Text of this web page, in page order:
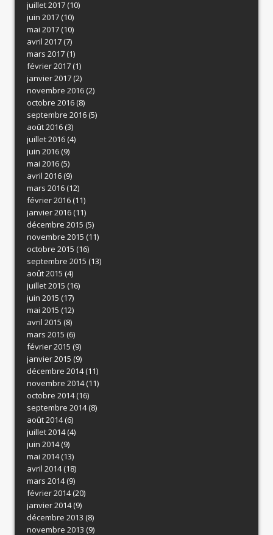
juillet 2017(10)
juin 2017(10)
mai 2017(10)
avril 2017(7)
mars 2017(1)
février 2017(1)
janvier 2017(2)
novembre 2016(2)
octobre 2016(8)
septembre 2016(5)
août 2016(3)
juillet 2016(4)
juin 2016(9)
mai 2016(5)
avril 2016(9)
mars 2016(12)
février 2016(11)
janvier 2016(11)
décembre 2015 (5)
novembre 2015 (11)
octobre 2015 (16)
septembre 2015 (13)
août 2015 (4)
juillet 2015 (16)
juin 2015 (17)
mai 2015 (12)
avril 2015 (8)
mars 2015 (6)
février 2015 (9)
janvier 2015 (9)
décembre 2014(11)
novembre 2014(11)
octobre 2014(16)
septembre 2014(8)
août 2014(6)
juillet 2014(4)
juin 2014(9)
mai 2014(13)
avril 2014(18)
mars 2014(9)
février 2014(20)
janvier 2014(9)
décembre 2013 (8)
novembre 2013 (9)